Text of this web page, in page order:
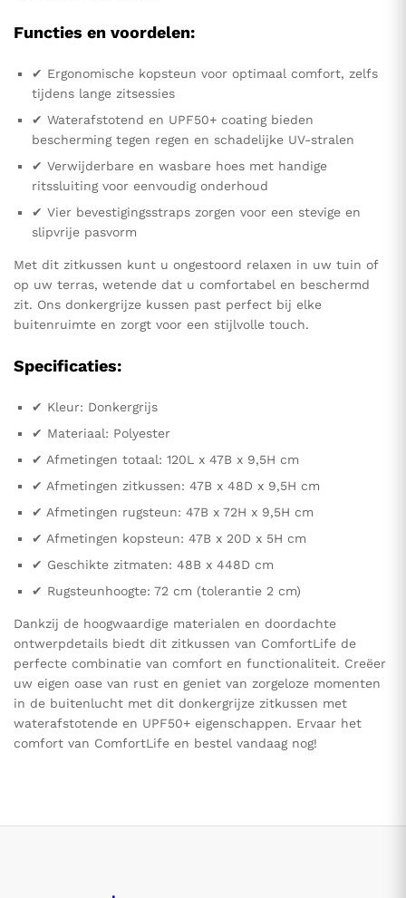
Functies en voordelen:
✔ Ergonomische kopsteun voor optimaal comfort, zelfs
tijdens lange zitsessies
✔ Waterafstotend en UPF50+ coating bieden
bescherming tegen regen en schadelijke UV-stralen
✔ Verwijderbare en wasbare hoes met handige
ritssluiting voor eenvoudig onderhoud
✔ Vier bevestigingsstraps zorgen voor een stevige en
slipvrije pasvorm
Met dit zitkussen kunt u ongestoord relaxen in uw tuin of
op uw terras, wetende dat u comfortabel en beschermd
zit. Ons donkergrijze kussen past perfect bij elke
buitenruimte en zorgt voor een stijlvolle touch.
Specificaties:
✔ Kleur: Donkergrijs
✔ Materiaal: Polyester
✔ Afmetingen totaal: 120L x 47B x 9,5H cm
✔ Afmetingen zitkussen: 47B x 48D x 9,5H cm
✔ Afmetingen rugsteun: 47B x 72H x 9,5H cm
✔ Afmetingen kopsteun: 47B x 20D x 5H cm
✔ Geschikte zitmaten: 48B x 448D cm
✔ Rugsteunhoogte: 72 cm (tolerantie 2 cm)
Dankzij de hoogwaardige materialen en doordachte
ontwerpdetails biedt dit zitkussen van ComfortLife de
perfecte combinatie van comfort en functionaliteit. Creëer
uw eigen oase van rust en geniet van zorgeloze momenten
in de buitenlucht met dit donkergrijze zitkussen met
waterafstotende en UPF50+ eigenschappen. Ervaar het
comfort van ComfortLife en bestel vandaag nog!